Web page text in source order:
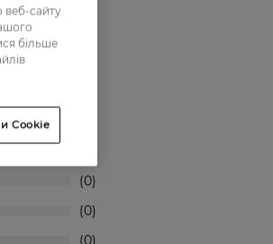
0
0
0
сайту
більше
Cookie